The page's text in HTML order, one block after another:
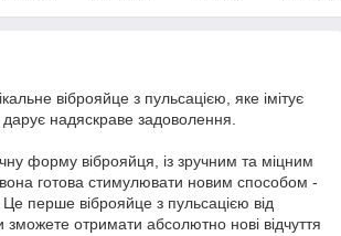
віброяйце з пульсацією, яке імітує
дарує надяскраве задоволення.
форму віброяйця, із зручним та міцним
готова стимулювати новим способом -
Це перше віброяйце з пульсацією від
отримати абсолютно нові відчуття